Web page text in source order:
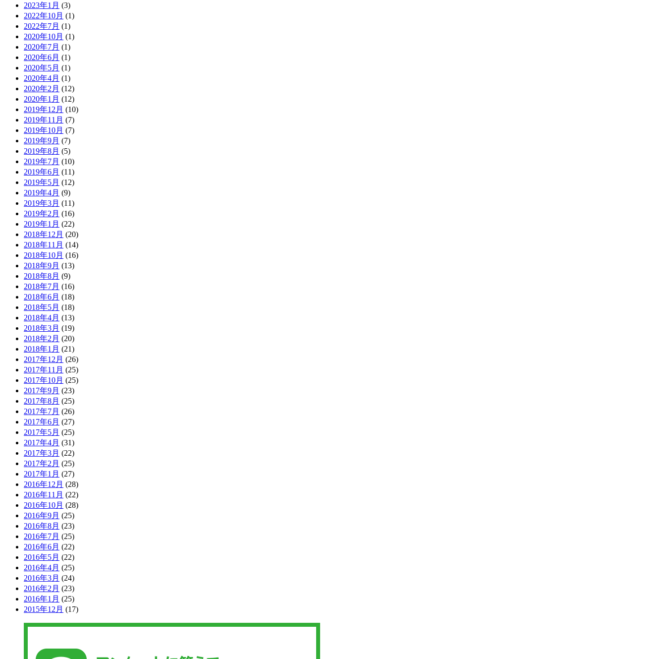
2023年1月 (3)
2022年10月 (1)
2022年7月 (1)
2020年10月 (1)
2020年7月 (1)
2020年6月 (1)
2020年5月 (1)
2020年4月 (1)
2020年2月 (12)
2020年1月 (12)
2019年12月 (10)
2019年11月 (7)
2019年10月 (7)
2019年9月 (7)
2019年8月 (5)
2019年7月 (10)
2019年6月 (11)
2019年5月 (12)
2019年4月 (9)
2019年3月 (11)
2019年2月 (16)
2019年1月 (22)
2018年12月 (20)
2018年11月 (14)
2018年10月 (16)
2018年9月 (13)
2018年8月 (9)
2018年7月 (16)
2018年6月 (18)
2018年5月 (18)
2018年4月 (13)
2018年3月 (19)
2018年2月 (20)
2018年1月 (21)
2017年12月 (26)
2017年11月 (25)
2017年10月 (25)
2017年9月 (23)
2017年8月 (25)
2017年7月 (26)
2017年6月 (27)
2017年5月 (25)
2017年4月 (31)
2017年3月 (22)
2017年2月 (25)
2017年1月 (27)
2016年12月 (28)
2016年11月 (22)
2016年10月 (28)
2016年9月 (25)
2016年8月 (23)
2016年7月 (25)
2016年6月 (22)
2016年5月 (22)
2016年4月 (25)
2016年3月 (24)
2016年2月 (23)
2016年1月 (25)
2015年12月 (17)